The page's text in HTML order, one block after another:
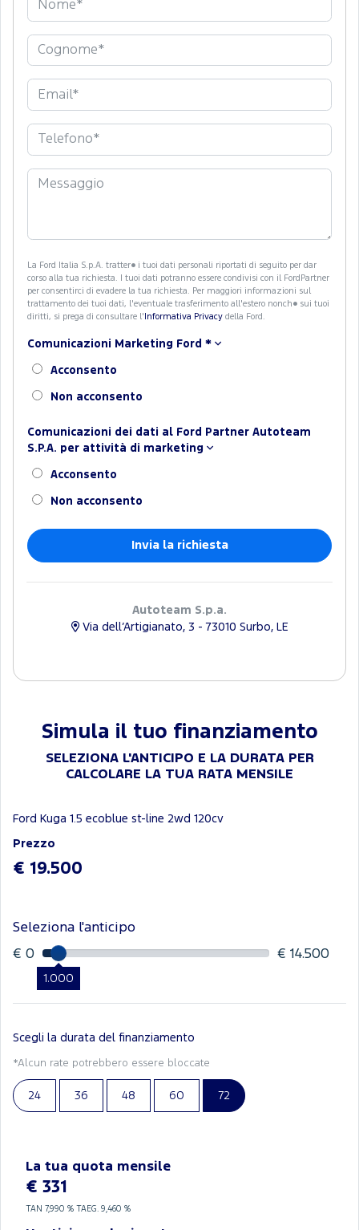
La Ford Italia S.p.A. tratter� i tuoi dati personali riportati di seguito per dar
corso alla tua richiesta. I tuoi dati potranno essere condivisi con il FordPartner
per consentirci di evadere la tua richiesta. Per maggiori informazioni sul
trattamento dei tuoi dati, l'eventuale trasferimento all'estero nonch� sui tuoi
diritti, si prega di consultare l' Informativa Privacy della Ford.
Comunicazioni Marketing Ford *
Acconsento
Non acconsento
Comunicazioni dei dati al Ford Partner Autoteam
S.P.A. per attività di marketing
Acconsento
Non acconsento
Autoteam S.p.a.
Via dell’Artigianato, 3 - 73010 Surbo, LE
Simula il tuo finanziamento
SELEZIONA L'ANTICIPO E LA DURATA PER
CALCOLARE LA TUA RATA MENSILE
Ford Kuga 1.5 ecoblue st-line 2wd 120cv
Prezzo
€ 19.500
Seleziona l'anticipo
€ 0
1.000
€ 14.500
Scegli la durata del finanziamento
*Alcun rate potrebbero essere bloccate
24 36 48 60 72
La tua quota mensile
€ 331
TAN 7,990 % TAEG. 9,460 %